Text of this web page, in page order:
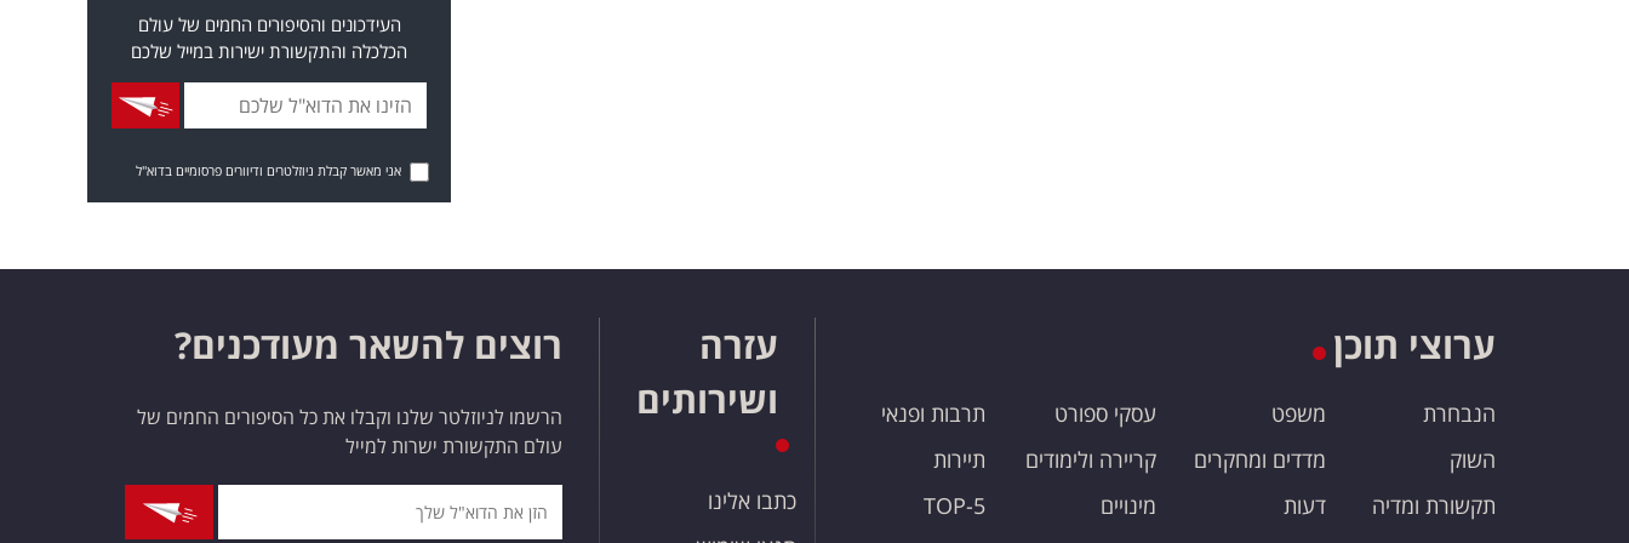
העידכונים והסיפורים החמים של עולם
הכלכלה והתקשורת ישירות במייל שלכם
אני מאשר קבלת ניוזלטרים ודיוורים פרסומיים בדוא"ל
ערוצי תוכן
הנבחרת
השוק
תקשורת ומדיה
משפט
מדדים ומחקרים
דעות
עסקי ספורט
קריירה ולימודים
מינויים
תרבות ופנאי
תיירות
TOP-5
עזרה
ושירותים
כתבו אלינו
רוצים להשאר מעודכנים?
הרשמו לניוזלטר שלנו וקבלו את כל הסיפורים החמים של
עולם התקשורת ישרות למייל